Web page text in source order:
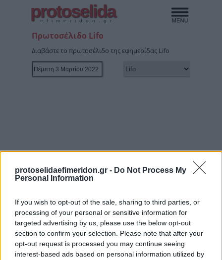
protoselidaefimeridon.gr - Do Not Process My
Personal Information
If you wish to opt-out of the sale, sharing to third parties, or
processing of your personal or sensitive information for
targeted advertising by us, please use the below opt-out
section to confirm your selection. Please note that after your
opt-out request is processed you may continue seeing
interest-based ads based on personal information utilized by
protoselida
efimeridon.gr
Πρωτοσέλιδο Lifo
Διαβάστε το πρωτοσέλιδο της εφημερίδας Lifo